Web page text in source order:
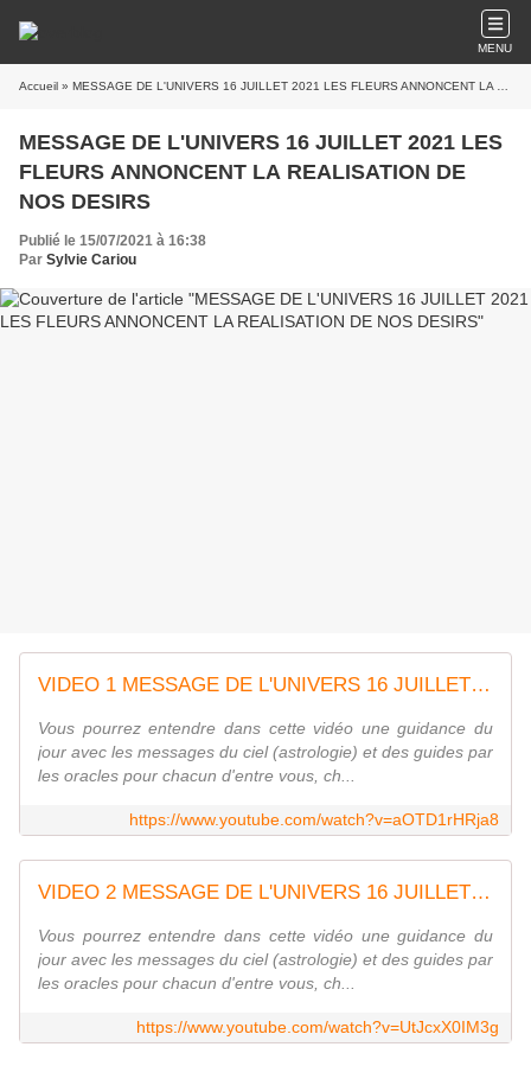
MENU
Accueil » MESSAGE DE L'UNIVERS 16 JUILLET 2021 LES FLEURS ANNONCENT LA REALISATION DE NOS DESIRS
MESSAGE DE L'UNIVERS 16 JUILLET 2021 LES
FLEURS ANNONCENT LA REALISATION DE
NOS DESIRS
Publié le 15/07/2021 à 16:38
Par Sylvie Cariou
VIDEO 1 MESSAGE DE L'UNIVERS 16 JUILLET 2021 LES FLEURS ANNONCENT LA REALISATION DE NOS DESIRS
Vous pourrez entendre dans cette vidéo une guidance du
jour avec les messages du ciel (astrologie) et des guides par
les oracles pour chacun d'entre vous, ch...
https://www.youtube.com/watch?v=aOTD1rHRja8
VIDEO 2 MESSAGE DE L'UNIVERS 16 JUILLET 2021 LES FLEURS ANNONCENT LA REALISATION DE NOS DESIRS
Vous pourrez entendre dans cette vidéo une guidance du
jour avec les messages du ciel (astrologie) et des guides par
les oracles pour chacun d'entre vous, ch...
https://www.youtube.com/watch?v=UtJcxX0IM3g